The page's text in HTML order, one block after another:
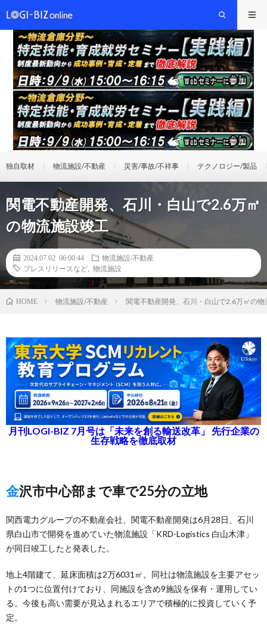
独自取材 物流施設/不動産 災害/事故/不祥事 テクノロジー/製品
関電不動産開発、石川・白山で2.6万㎡
の物流施設竣工
2024.07.02 06:00:44
物流施設/不動産
プレスリリースなど
物流施設
HOME 物流施設/不動産 関電不動産開発、石川・白山で2.6万㎡の物
月刊LOGI-BIZ 7月号は「未来を創る輸送改革」 先行企業の
生存戦略を徹底取材
金沢市中心部まで車で25分の立地
関西電力グループの不動産会社、関電不動産開発は6月28日、石川
県白山市で開発を進めていた物流施設「KRD-Logistics 白山木津」
が同日竣工したと発表した。
地上4階建て、延床面積は2万6031㎡。同社は物流施設を主要アセッ
トの1つに位置付けており、同施設を含め9施設を保有・運用してい
る。今後も高い需要が見込まれるエリアで積極的に投資していく予
定。